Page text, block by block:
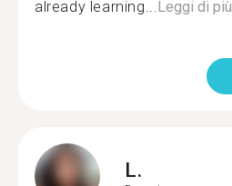
already learning...Leggi di più
L.